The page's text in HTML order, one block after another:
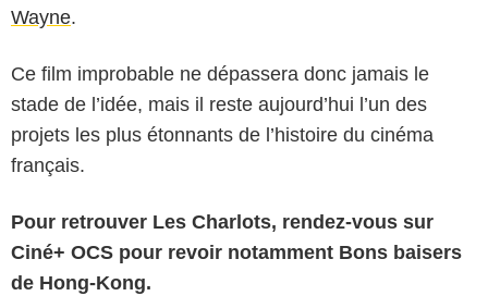
Wayne.
Ce film improbable ne dépassera donc jamais le
stade de l’idée, mais il reste aujourd’hui l’un des
projets les plus étonnants de l’histoire du cinéma
français.
Pour retrouver Les Charlots, rendez-vous sur
Ciné+ OCS pour revoir notamment Bons baisers
de Hong-Kong.